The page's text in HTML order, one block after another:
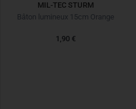
MIL-TEC STURM
Bâton lumineux 15cm Orange
1,90 €